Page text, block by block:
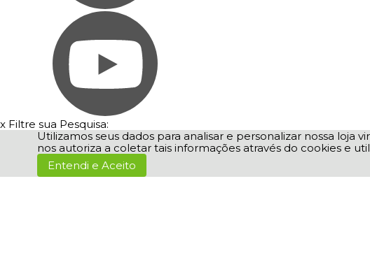
x Filtre sua Pesquisa:
Utilizamos seus dados para analisar e personalizar nossa loja
nos autoriza a coletar tais informações através do cookies e
Entendi e Aceito